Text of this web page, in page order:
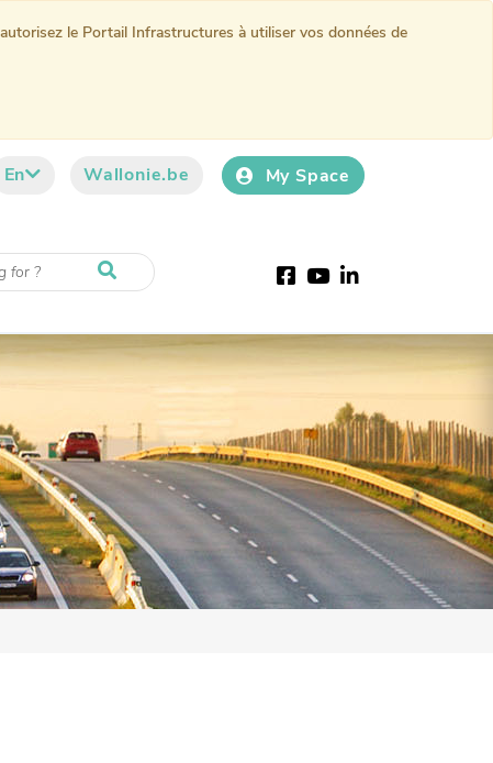
En Wallonie.be My Space
Facebook
YoutubeLinkedIn
le Portail Infrastructures à utiliser vos données de